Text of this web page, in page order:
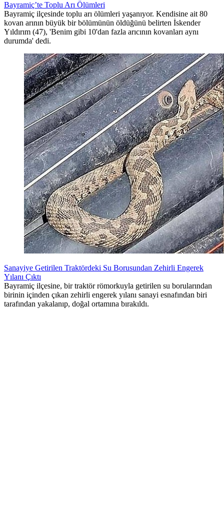
Bayramiç’te Toplu Arı Ölümleri
Bayramiç ilçesinde toplu arı ölümleri yaşanıyor. Kendisine ait 80
kovan arının büyük bir bölümünün öldüğünü belirten İskender
Yıldırım (47), 'Benim gibi 10'dan fazla arıcının kovanları aynı
durumda' dedi.
Sanayiye Getirilen Traktördeki Su Borusundan Zehirli Engerek
Yılanı Çıktı
Bayramiç ilçesine, bir traktör römorkuyla getirilen su borularından
birinin içinden çıkan zehirli engerek yılanı sanayi esnafından biri
tarafından yakalanıp, doğal ortamına bırakıldı.